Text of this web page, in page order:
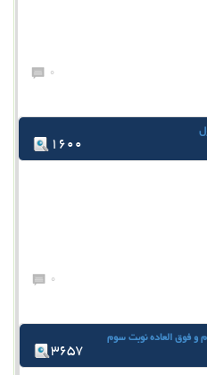
0
1600
0
و فوق العاده نوبت سوم
3657